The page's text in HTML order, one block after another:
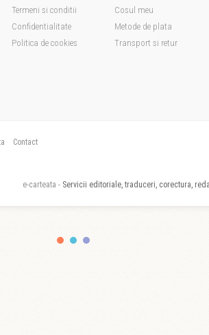
Termeni si conditii
Confidentialitate
Politica de cookies
Cosul meu
Metode de plata
Transport si retur
Contact
e-carteata - Servicii editoriale, traduceri, corectura,